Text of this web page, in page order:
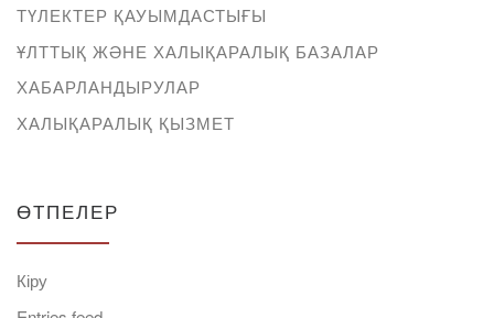
ТҮЛЕКТЕР ҚАУЫМДАСТЫҒЫ
ҰЛТТЫҚ ЖӘНЕ ХАЛЫҚАРАЛЫҚ БАЗАЛАР
ХАБАРЛАНДЫРУЛАР
ХАЛЫҚАРАЛЫҚ ҚЫЗМЕТ
ӨТПЕЛЕР
Кіру